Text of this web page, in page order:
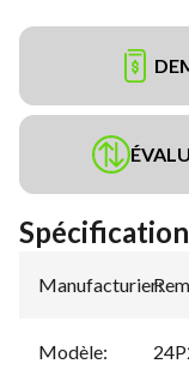
Manufacturier:
Modèle: